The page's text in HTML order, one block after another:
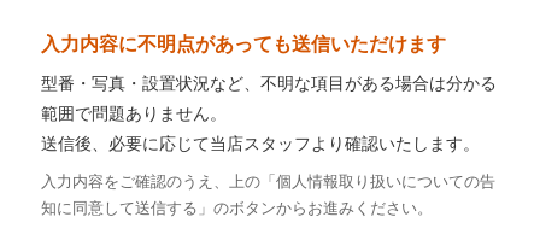
入力内容に不明点があっても送信いただけます
型番・写真・設置状況など、不明な項目がある場合は分かる
範囲で問題ありません。
送信後、必要に応じて当店スタッフより確認いたします。
入力内容をご確認のうえ、上の「個人情報取り扱いについての告
知に同意して送信する」のボタンからお進みください。